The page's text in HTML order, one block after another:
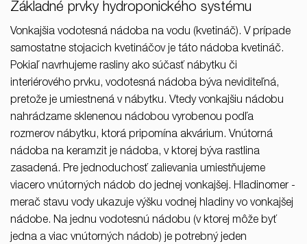
Základné prvky hydroponického systému
Vonkajšia vodotesná nádoba na vodu (kvetináč). V prípade
samostatne stojacich kvetináčov je táto nádoba kvetináč.
Pokiaľ navrhujeme rasliny ako súčasť nábytku či
interiérového prvku, vodotesná nádoba býva neviditeľná,
pretože je umiestnená v nábytku. Vtedy vonkajšiu nádobu
nahrádzame sklenenou nádobou vyrobenou podľa
rozmerov nábytku, ktorá pripomína akvárium. Vnútorná
nádoba na keramzit je nádoba, v ktorej býva rastlina
zasadená. Pre jednoduchosť zalievania umiestňujeme
viacero vnútorných nádob do jednej vonkajšej. Hladinomer -
merač stavu vody ukazuje výšku vodnej hladiny vo vonkajšej
nádobe. Na jednu vodotesnú nádobu (v ktorej môže byť
jedna a viac vnútorných nádob) je potrebný jeden